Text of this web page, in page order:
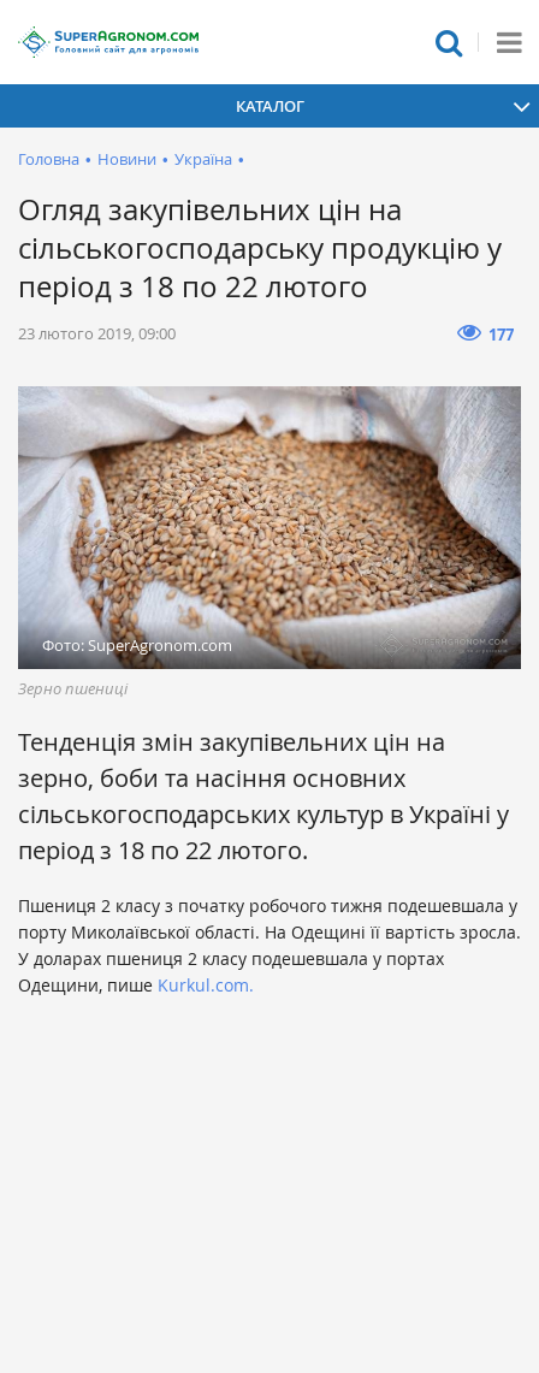
КАТАЛОГ
Головна • Новини • Україна •
Огляд закупівельних цін на
сільськогосподарську продукцію у
період з 18 по 22 лютого
23 лютого 2019, 09:00 177
Фото: SuperAgronom.com
Зерно пшениці
Тенденція змін закупівельних цін на
зерно, боби та насіння основних
сільськогосподарських культур в Україні у
період з 18 по 22 лютого.
Пшениця 2 класу з початку робочого тижня подешевшала у
порту Миколаївської області. На Одещині її вартість зросла.
У доларах пшениця 2 класу подешевшала у портах
Одещини, пише Kurkul.com.